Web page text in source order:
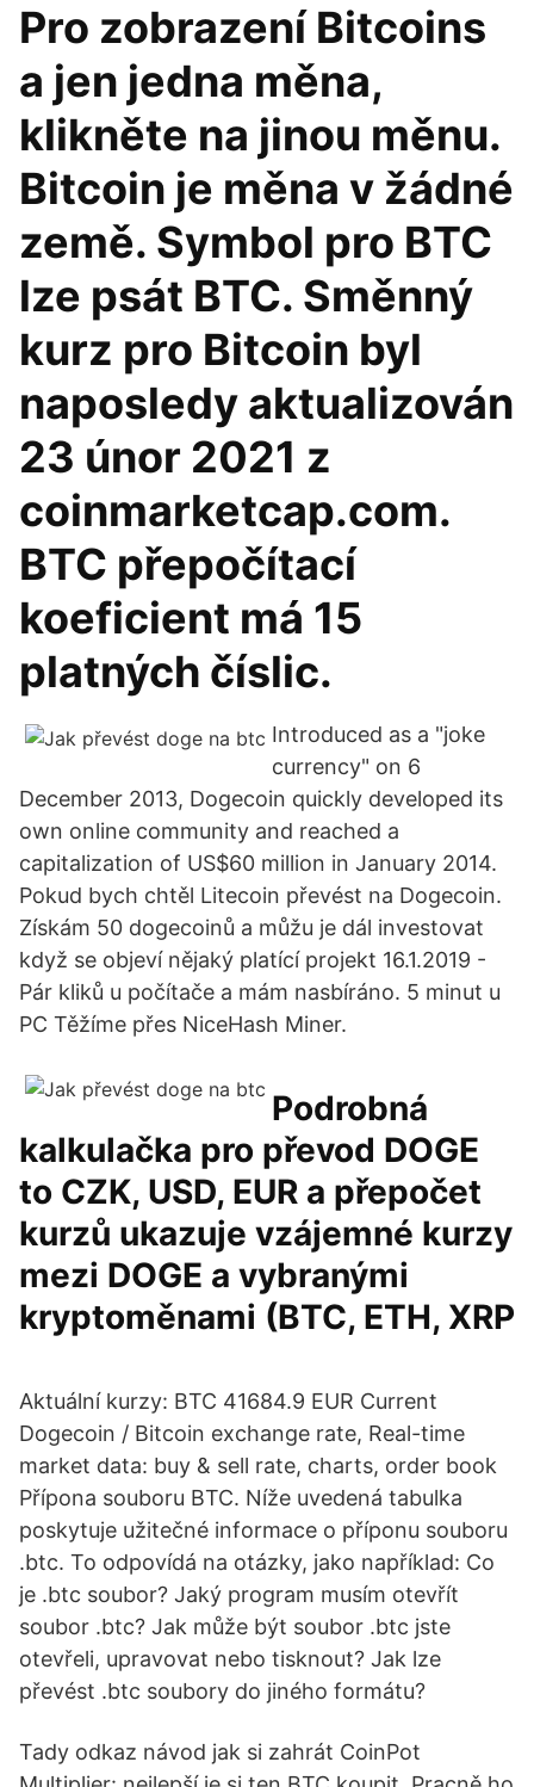
Pro zobrazení Bitcoins
a jen jedna měna,
klikněte na jinou měnu.
Bitcoin je měna v žádné
země. Symbol pro BTC
lze psát BTC. Směnný
kurz pro Bitcoin byl
naposledy aktualizován
23 únor 2021 z
coinmarketcap.com.
BTC přepočítací
koeficient má 15
platných číslic.
Introduced as a "joke
currency" on 6
December 2013, Dogecoin quickly developed its
own online community and reached a
capitalization of US$60 million in January 2014.
Pokud bych chtěl Litecoin převést na Dogecoin.
Získám 50 dogecoinů a můžu je dál investovat
když se objeví nějaký platící projekt 16.1.2019 -
Pár kliků u počítače a mám nasbíráno. 5 minut u
PC Těžíme přes NiceHash Miner.
Podrobná
kalkulačka pro převod DOGE
to CZK, USD, EUR a přepočet
kurzů ukazuje vzájemné kurzy
mezi DOGE a vybranými
kryptoměnami (BTC, ETH, XRP
Aktuální kurzy: BTC 41684.9 EUR Сurrent
Dogecoin / Bitcoin exchange rate, Real-time
market data: buy & sell rate, charts, order book
Přípona souboru BTC. Níže uvedená tabulka
poskytuje užitečné informace o příponu souboru
.btc. To odpovídá na otázky, jako například: Co
je .btc soubor? Jaký program musím otevřít
soubor .btc? Jak může být soubor .btc jste
otevřeli, upravovat nebo tisknout? Jak lze
převést .btc soubory do jiného formátu?
Tady odkaz návod jak si zahrát CoinPot